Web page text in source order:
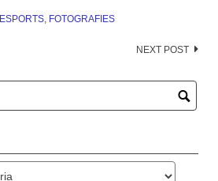
ESPORTS, FOTOGRAFIES
NEXT POST